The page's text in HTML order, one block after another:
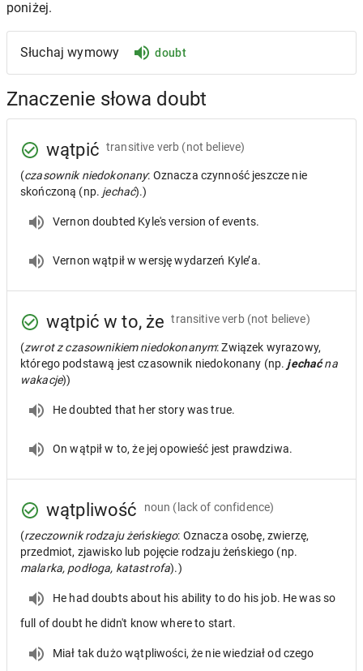
poniżej.
Słuchaj wymowy doubt
Znaczenie słowa doubt
wątpić transitive verb (not believe)
(czasownik niedokonany: Oznacza czynność jeszcze nie
skończoną (np. jechać).)
Vernon doubted Kyle's version of events.
Vernon wątpił w wersję wydarzeń Kyle’a.
wątpić w to, że transitive verb (not believe)
(zwrot z czasownikiem niedokonanym: Związek wyrazowy,
którego podstawą jest czasownik niedokonany (np. jechaćna
wakacje))
He doubted that her story was true.
On wątpił w to, że jej opowieść jest prawdziwa.
wątpliwość noun (lack of confidence)
(rzeczownik rodzaju żeńskiego: Oznacza osobę, zwierzę,
przedmiot, zjawisko lub pojęcie rodzaju żeńskiego (np.
malarka, podłoga, katastrofa).)
He had doubts about his ability to do his job. He was so
full of doubt he didn't know where to start.
Miał tak dużo wątpliwości, że nie wiedział od czego